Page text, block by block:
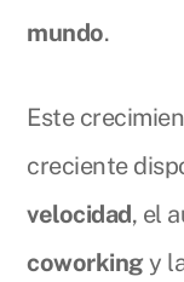
mundo.
Este
creciente
velocidad, el
coworking y